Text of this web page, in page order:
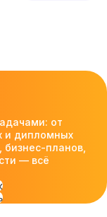
от
и дипломных
бизнес-планов,
— всё